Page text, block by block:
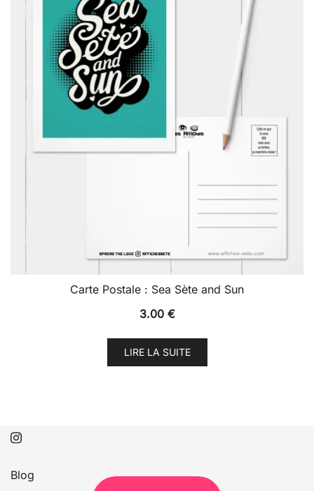
Carte Postale : Sea Sète and Sun
3.00 €
LIRE LA SUITE
Blog